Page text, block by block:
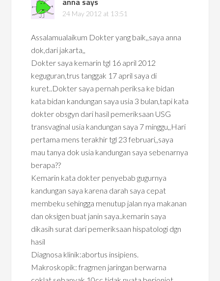
24 May 2012 at 13:51
Assalamualaikum Dokter yang baik,,saya anna
dok,dari jakarta,,
Dokter saya kemarin tgl 16 april 2012
keguguran,trus tanggak 17 april saya di
kuret..Dokter saya pernah periksa ke bidan
kata bidan kandungan saya usia 3 bulan,tapi kata
dokter obsgyn dari hasil pemeriksaan USG
transvaginal usia kandungan saya 7 minggu,,Hari
pertama mens terakhir tgl 23 februari,,saya
mau tanya dok usia kandungan saya sebenarnya
berapa??
Kemarin kata dokter penyebab gugurnya
kandungan saya karena darah saya cepat
membeku sehingga menutup jalan nya makanan
dan oksigen buat janin saya..kemarin saya
dikasih surat dari pemeriksaan hispatologi dgn
hasil
Diagnosa klinik:abortus insipiens.
Makroskopik: fragmen jaringan berwarna